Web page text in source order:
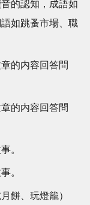
的認知，成語如
如跳蚤市場、職
的内容回答問
的内容回答問
。
。
餅、玩燈籠）